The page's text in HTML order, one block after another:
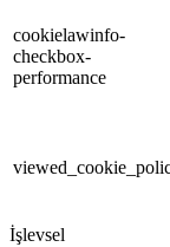
cookielawinfo-
checkbox-
performance
İşlevsel